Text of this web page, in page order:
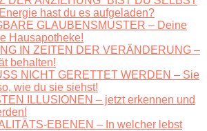
hast du es aufgeladen?
GLAUBENSMUSTER – Deine
Hausapotheke!
IN ZEITEN DER VERÄNDERUNG –
behalten!
NICHT GERETTET WERDEN – Sie
wie du sie siehst!
ILLUSIONEN – jetzt erkennen und
EBENEN – In welcher lebst